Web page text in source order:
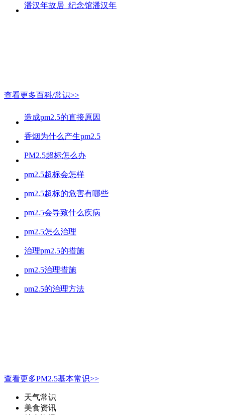
潘汉年故居_纪念馆潘汉年
查看更多百科/常识>>
造成pm2.5的直接原因
香烟为什么产生pm2.5
PM2.5超标怎么办
pm2.5超标会怎样
pm2.5超标的危害有哪些
pm2.5会导致什么疾病
pm2.5怎么治理
治理pm2.5的措施
pm2.5治理措施
pm2.5的治理方法
查看更多PM2.5基本常识>>
天气常识
美食资讯